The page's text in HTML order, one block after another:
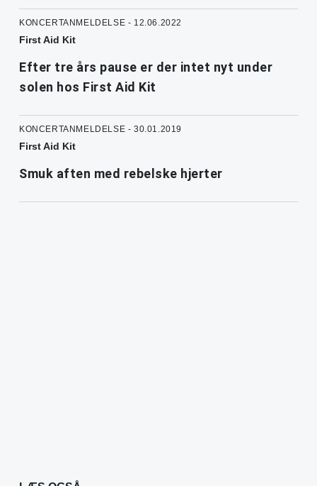
KONCERTANMELDELSE - 12.06.2022
First Aid Kit
Efter tre års pause er der intet nyt under
solen hos First Aid Kit
KONCERTANMELDELSE - 30.01.2019
First Aid Kit
Smuk aften med rebelske hjerter